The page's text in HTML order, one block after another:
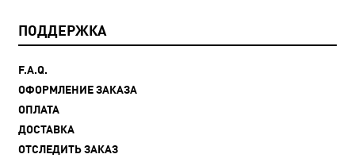
ПОДДЕРЖКА
F.A.Q.
ОФОРМЛЕНИЕ ЗАКАЗА
ОПЛАТА
ДОСТАВКА
ОТСЛЕДИТЬ ЗАКАЗ